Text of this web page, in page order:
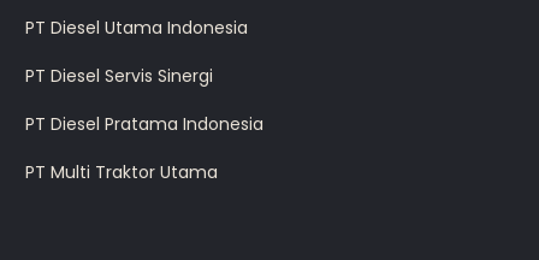
PT Diesel Utama Indonesia
PT Diesel Servis Sinergi
PT Diesel Pratama Indonesia
PT Multi Traktor Utama